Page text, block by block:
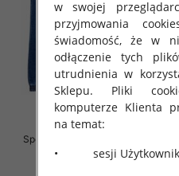
Spodnie męskie jeans Roz 31-38,
1 Kolor .Paczka 10 szt
w swojej
przyjmowania
świadomość, że w
odłączenie tych
utrudnienia w
Sklepu. Pliki
komputerze Klienta
na temat:
• sesji